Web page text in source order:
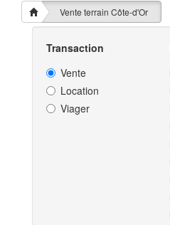
Vente terrain Côte-d'Or
Transaction
Vente
Location
Viager